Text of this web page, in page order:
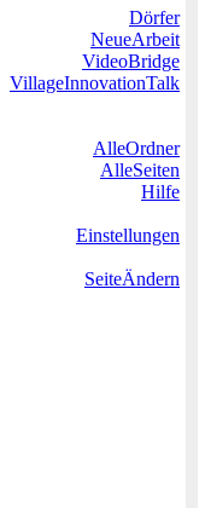
Dörfer
NeueArbeit
VideoBridge
VillageInnovationTalk
AlleOrdner
AlleSeiten
Hilfe
Einstellungen
SeiteÄndern